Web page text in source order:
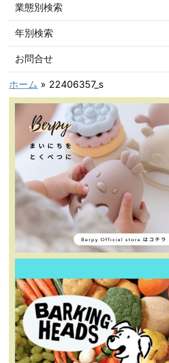
業態別検索
年別検索
お問合せ
ホーム » 22406357_s